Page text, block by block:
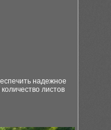
надежное
листов